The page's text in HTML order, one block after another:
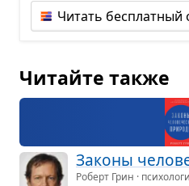
Читать бесплатный
Читайте также
Законы
Роберт Грин ·